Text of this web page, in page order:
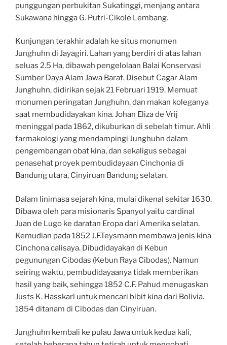
punggungan perbukitan Sukatinggi, menjang antara
Sukawana hingga G. Putri-Cikole Lembang.
Kunjungan terakhir adalah ke situs monumen
Junghuhn di Jayagiri. Lahan yang berdiri di atas lahan
seluas 2.5 Ha, dibawah pengelolaan Balai Konservasi
Sumber Daya Alam Jawa Barat. Disebut Cagar Alam
Junghuhn, didirikan sejak 21 Februari 1919. Memuat
monumen peringatan Junghuhn, dan makan koleganya
saat membudidayakan kina. Johan Eliza de Vrij
meninggal pada 1862, dikuburkan di sebelah timur. Ahli
farmakologi yang mendampingi Junghuhn dalam
pengembangan obat kina, dan sekaligus sebagai
penasehat proyek pembudidayaan Cinchonia di
Bandung utara, Cinyiruan Bandung selatan.
Dalam linimasa sejarah kina, mulai dikenal sekitar 1630.
Dibawa oleh para misionaris Spanyol yaitu cardinal
Juan de Lugo ke daratan Eropa dari Amerika selatan.
Kemudian pada 1852 J.F.Teysmann membawa jenis kina
Cinchona calisaya. Dibudidayakan di Kebun
pegunungan Cibodas (Kebun Raya Cibodas). Namun
seiring waktu, pembudidayaanya tidak memberikan
hasil yang baik, sehingga 1852 C.F. Pahud menugaskan
Justs K. Hasskarl untuk mencari bibit kina dari Bolivia.
1854 ditanam di Cibodas dan Cinyiruan.
Junghuhn kembali ke pulau Jawa untuk kedua kali,